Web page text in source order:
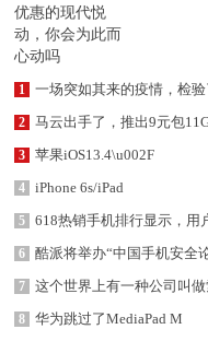
1 一场突如其来的疫情，检
2 马云出手了，推出9元包
3 苹果iOS13.4\u002F
4 iPhone 6s/iPad
5 618热销手机排行显示，用
6 酷派将举办“中国手机安全
7 这个世界上有一种公司叫做
8 华为跳过了MediaPad M